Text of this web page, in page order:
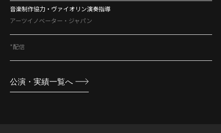
音楽制作協力・ヴァイオリン演奏指導
アーツイノベーター・ジャパン
*配信
公演・実績一覧へ